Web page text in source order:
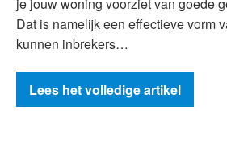
Dat is namelijk een effectieve vorm
kunnen inbrekers…
Lees het volledige artikel